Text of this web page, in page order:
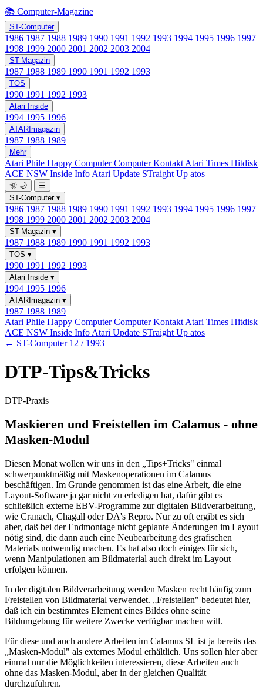
📚 Computer-Magazine
ST-Computer
1986 1987 1988 1989 1990 1991 1992 1993 1994 1995 1996 1997
1998 1999 2000 2001 2002 2003 2004
ST-Magazin
1987 1988 1989 1990 1991 1992 1993
TOS
1990 1991 1992 1993
Atari Inside
1994 1995 1996
ATARImagazin
1987 1988 1989
Mehr
Atari Phile Happy ComputerComputer Kontakt Atari Times Hitdisk
ACE NSW Inside Info Atari Update STraight Up atos
🌞 🌙
☰
ST-Computer ▾
1986 1987 1988 1989 1990 1991 1992 1993 1994 1995 1996 1997
1998 1999 2000 2001 2002 2003 2004
ST-Magazin ▾
1987 1988 1989 1990 1991 1992 1993
TOS ▾
1990 1991 1992 1993
Atari Inside ▾
1994 1995 1996
ATARImagazin ▾
1987 1988 1989
Atari Phile Happy ComputerComputer Kontakt Atari Times Hitdisk
ACE NSW Inside Info Atari Update STraight Up atos
← ST-Computer 12 / 1993
DTP-Tips&Tricks
DTP-Praxis
Maskieren und Freistellen im Calamus - ohne
Masken-Modul
Diesen Monat wollen wir uns in den „Tips+Tricks" einmal
schwerpunktmäßig mit Maskenoperationen im Calamus
beschäftigen. Im Grunde genommen ist das eine Arbeit, die eine
Layout-Software ja gar nicht zu erledigen hat, dafür gibt es
schließlich externe EBV-Programme zur digitalen Bildverarbeitung,
wie Cranach, Chagall oder DA's Repro. Nur zu oft ergibt es sich
aber, daß bei der Endmontage nicht geplante Änderungen im Layout
nötig sind, die dann auch eine Neubearbeitung des grafischen
Materials notwendig machen. Es hat also doch einiges für sich,
wenn Manipulationen am Bildmaterial auch direkt im Layout
erfolgen können.
In der digitalen Bildverarbeitung werden Masken recht häufig zum
Freistellen von Bildmaterial verwendet. „Freistellen" bedeutet hier,
daß ich ein bestimmtes Element eines Bildes ohne seine
Bildumgebung für weitere Zwecke verfügbar machen will.
Für diese und auch andere Arbeiten im Calamus SL ist ja bereits das
„Masken-Modul" als externes Modul erhältlich. Uns sollen hier aber
einmal nur die Möglichkeiten interessieren, diese Arbeiten auch
ohne das Masken-Modul, aber in der gleichen Qualität
durchzuführen.